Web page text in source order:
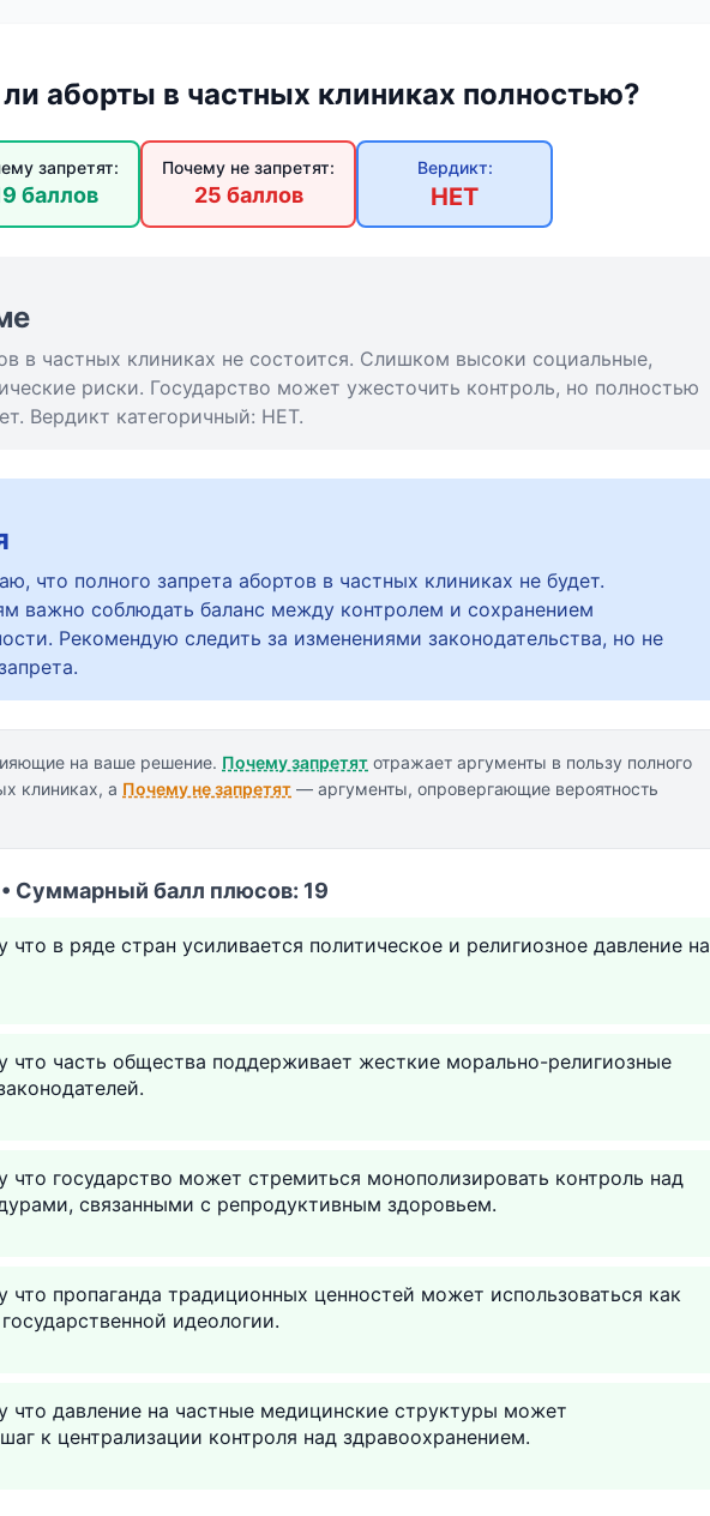
ли аборты в частных клиниках полностью?
запретят:
баллов
Почему не запретят:
25 баллов
Вердикт:
НЕТ
в частных клиниках не состоится. Слишком высоки социальные,
риски. Государство может ужесточить контроль, но полностью
Вердикт категоричный: НЕТ.
что полного запрета абортов в частных клиниках не будет.
важно соблюдать баланс между контролем и сохранением
Рекомендую следить за изменениями законодательства, но не
на ваше решение. Почему запретят отражает аргументы в пользу полного
клиниках, а Почему не запретят — аргументы, опровергающие вероятность
Суммарный балл плюсов: 19
в ряде стран усиливается политическое и религиозное давление на
что часть общества поддерживает жесткие морально-религиозные
государство может стремиться монополизировать контроль над
связанными с репродуктивным здоровьем.
пропаганда традиционных ценностей может использоваться как
идеологии.
что давление на частные медицинские структуры может
к централизации контроля над здравоохранением.